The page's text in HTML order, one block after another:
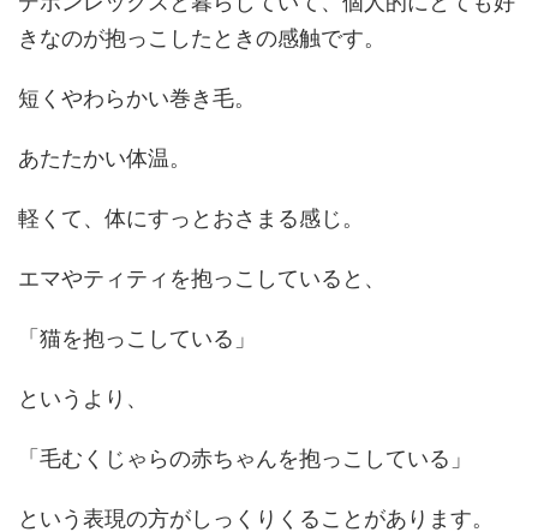
きなのが抱っこしたときの感触です。
短くやわらかい巻き毛。
あたたかい体温。
軽くて、体にすっとおさまる感じ。
エマやティティを抱っこしていると、
「猫を抱っこしている」
というより、
「毛むくじゃらの赤ちゃんを抱っこしている」
という表現の方がしっくりくることがあります。